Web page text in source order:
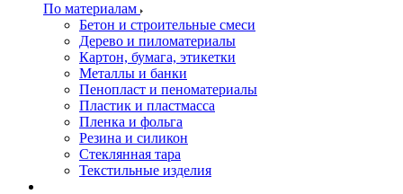
По материалам
Бетон и строительные смеси
Дерево и пиломатериалы
Картон, бумага, этикетки
Металлы и банки
Пенопласт и пеноматериалы
Пластик и пластмасса
Пленка и фольга
Резина и силикон
Стеклянная тара
Текстильные изделия